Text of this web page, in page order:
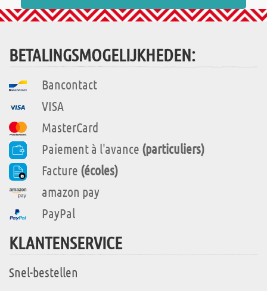
BETALINGSMOGELIJKHEDEN:
Bancontact
VISA
MasterCard
Paiement à l'avance (particuliers)
Facture (écoles)
amazon pay
PayPal
KLANTENSERVICE
Snel-bestellen